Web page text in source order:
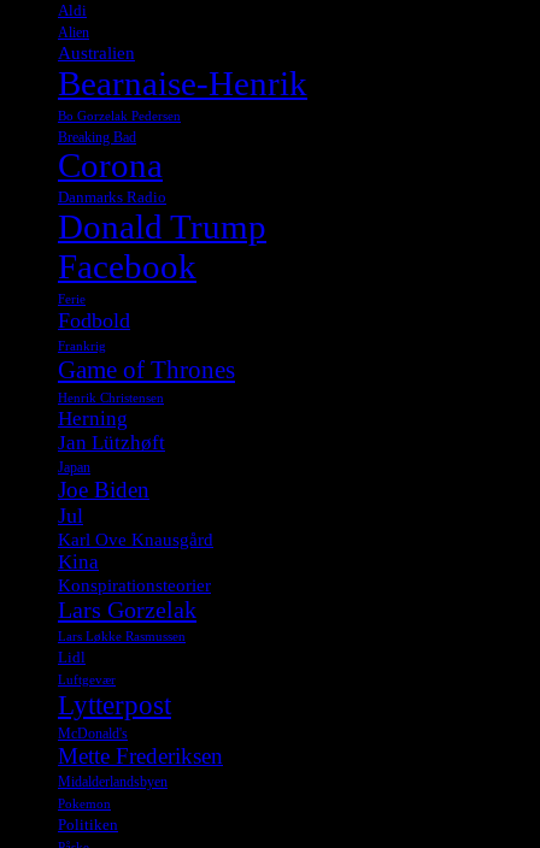
Aldi
Alien
Australien
Bearnaise-Henrik
Bo Gorzelak Pedersen
Breaking Bad
Corona
Danmarks Radio
Donald Trump
Facebook
Ferie
Fodbold
Frankrig
Game of Thrones
Henrik Christensen
Herning
Jan Lützhøft
Japan
Joe Biden
Jul
Karl Ove Knausgård
Kina
Konspirationsteorier
Lars Gorzelak
Lars Løkke Rasmussen
Lidl
Luftgevær
Lytterpost
McDonald's
Mette Frederiksen
Midalderlandsbyen
Pokemon
Politiken